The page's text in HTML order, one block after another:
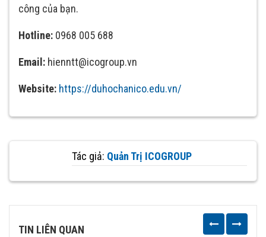
công của bạn.
Hotline: 0968 005 688
Email: hienntt@icogroup.vn
Website: https://duhochanico.edu.vn/
Tác giả: Quản Trị ICOGROUP
TIN LIÊN QUAN